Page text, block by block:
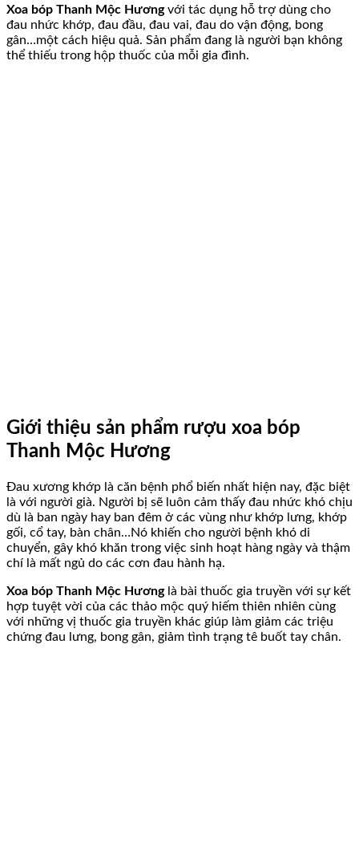
Xoa bóp Thanh Mộc Hươngvới tác dụng hỗ trợ dùng cho
đau nhức khớp, đau đầu, đau vai, đau do vận động, bong
gân…một cách hiệu quả. Sản phẩm đang là người bạn không
thể thiếu trong hộp thuốc của mỗi gia đình.
Giới thiệu sản phẩm rượu xoa bóp
Thanh Mộc Hương
Đau xương khớp là căn bệnh phổ biến nhất hiện nay, đặc biệt
là với người già. Người bị sẽ luôn cảm thấy đau nhức khó chịu
dù là ban ngày hay ban đêm ở các vùng như khớp lưng, khớp
gối, cổ tay, bàn chân…Nó khiến cho người bệnh khó di
chuyển, gây khó khăn trong việc sinh hoạt hàng ngày và thậm
chí là mất ngủ do các cơn đau hành hạ.
Xoa bóp Thanh Mộc Hươnglà bài thuốc gia truyền với sự kết
hợp tuyệt vời của các thảo mộc quý hiếm thiên nhiên cùng
với những vị thuốc gia truyền khác giúp làm giảm các triệu
chứng đau lưng, bong gân, giảm tình trạng tê buốt tay chân.